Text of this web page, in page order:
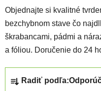
Objednajte si kvalitné
bezchybnom stave čo
škrabancami, pádmi a
a fóliou. Doručenie do 24
Radiť podľa: